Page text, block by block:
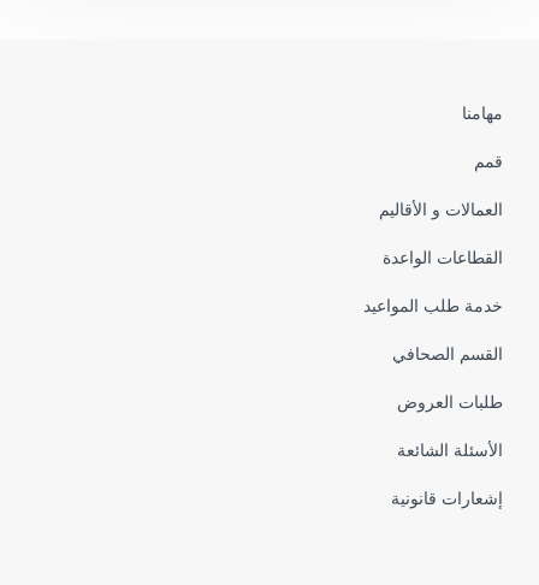
Pied
de
page
مهامنا
قمم
العمالات و الأقاليم
القطاعات الواعدة
خدمة طلب المواعيد
القسم الصحافي
طلبات العروض
الأسئلة الشائعة
إشعارات قانونية